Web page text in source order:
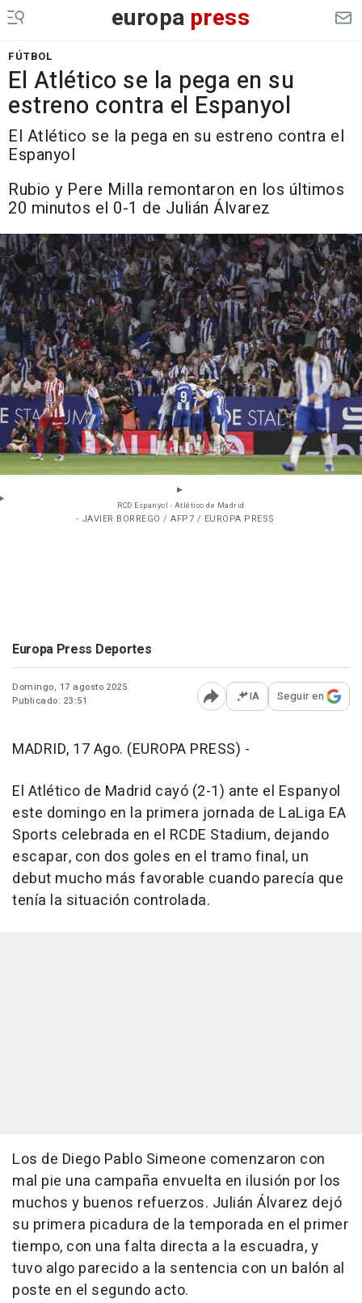
europa press
FÚTBOL
El Atlético se la pega en su
estreno contra el Espanyol
El Atlético se la pega en su estreno contra el
Espanyol
Rubio y Pere Milla remontaron en los últimos
20 minutos el 0-1 de Julián Álvarez
RCD Espanyol - Atlético de Madrid
- JAVIER BORREGO / AFP7 / EUROPA PRESS
Europa Press Deportes
Domingo, 17 agosto 2025
Publicado: 23:51
Abrir opciones para
IA Seguir en
MADRID, 17 Ago. (EUROPA PRESS) -
El Atlético de Madrid cayó (2-1) ante el Espanyol
este domingo en la primera jornada de LaLiga EA
Sports celebrada en el RCDE Stadium, dejando
escapar, con dos goles en el tramo final, un
debut mucho más favorable cuando parecía que
tenía la situación controlada.
Los de Diego Pablo Simeone comenzaron con
mal pie una campaña envuelta en ilusión por los
muchos y buenos refuerzos. Julián Álvarez dejó
su primera picadura de la temporada en el primer
tiempo, con una falta directa a la escuadra, y
tuvo algo parecido a la sentencia con un balón al
poste en el segundo acto.